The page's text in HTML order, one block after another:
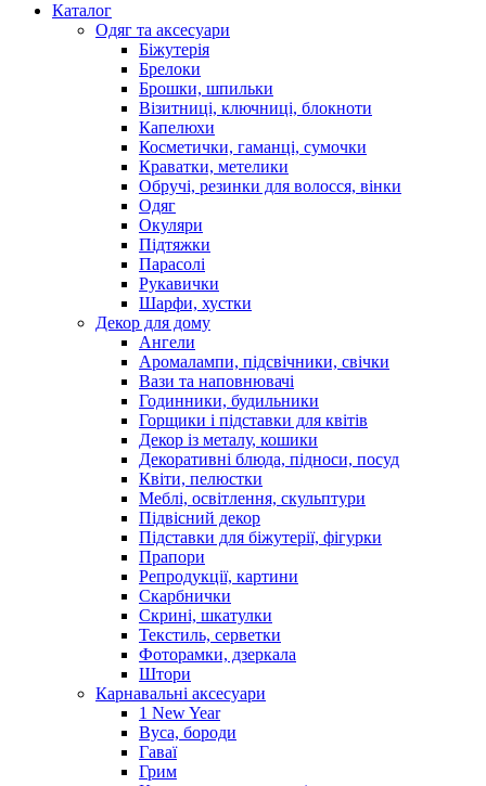
Каталог
Oдяг та аксесуари
Біжутерія
Брелоки
Брошки, шпильки
Візитниці, ключниці, блокноти
Капелюхи
Косметички, гаманці, сумочки
Краватки, метелики
Обручі, резинки для волосся, вінки
Одяг
Окуляри
Підтяжки
Парасолі
Рукавички
Шарфи, хустки
Декор для дому
Ангели
Аромалампи, підсвічники, свічки
Вази та наповнювачі
Годинники, будильники
Горщики і підставки для квітів
Декор із металу, кошики
Декоративні блюда, підноси, посуд
Квіти, пелюстки
Меблі, освітлення, скульптури
Підвісний декор
Підставки для біжутерії, фігурки
Прапори
Репродукції, картини
Скарбнички
Скрині, шкатулки
Текстиль, серветки
Фоторамки, дзеркала
Штори
Карнавальні аксесуари
1 New Year
Вуса, бороди
Гаваї
Грим